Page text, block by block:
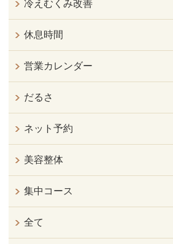
冷えむくみ改善
休息時間
営業カレンダー
だるさ
ネット予約
美容整体
集中コース
全て